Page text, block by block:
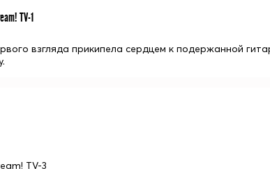
TV-1
взгляда прикипела сердцем к подержанной
TV-3